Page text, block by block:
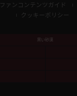
ファンコンテンツガイド
クッキーポリシー
黒い砂漠